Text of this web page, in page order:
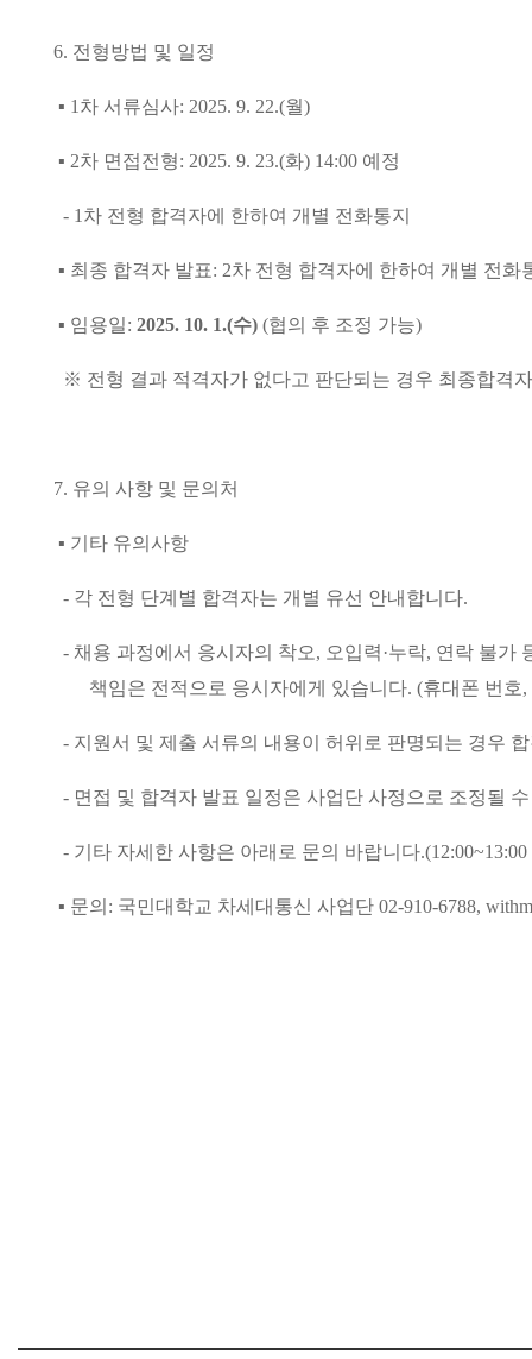
6. 전형방법 및 일정
▪ 1 차 서류심사: 2025. 9. 22.(월)
▪ 2차 면접전형: 2025. 9. 23.(화) 14:00 예정
- 1 차 전형 합격자에 한하여 개별 전화통지
▪ 최종 합격자 발표: 2차 전형 합격자에 한하여 개별 전화
▪ 임용일: 2025. 10. 1.(수) (협의 후 조정 가능)
※ 전형 결과 적격자가 없다고 판단되는 경우 최종합격
7. 유의 사항 및 문의처
▪ 기타 유의사항
- 각 전형 단계별 합격자는 개별 유선 안내합니다.
- 채용 과정에서 응시자의 착오, 오입력 ·누락, 연락 불가
책임은 전적으로 응시자에게 있습니다. (휴대폰 번호,
- 지원서 및 제출 서류의 내용이 허위로 판명되는 경우
- 면접 및 합격자 발표 일정은 사업단 사정으로 조정될
- 기타 자세한 사항은 아래로 문의 바랍니다.(12:00~13:00
▪ 문의 : 국민대학교 차세대통신 사업단 02-910-6788,